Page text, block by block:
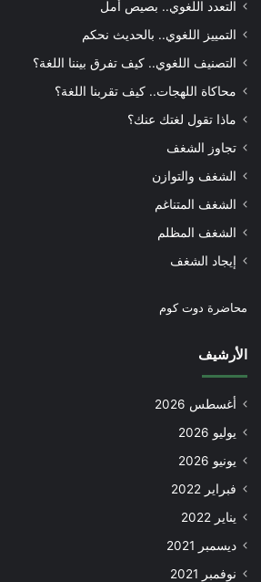
التعدد اللغوي.. بصيص أمل
التمييز اللغوي.. بالحديث نحكم
التصنيف اللغوي.. كيف تفرق بيننا اللغة؟
محاكاة اللهجات.. كيف تقربنا اللغة؟
ماذا تقول لغتك عنك؟
تجاوز الشغف
الشغف والتوازن
الشغف المتناغم
الشغف المظلم
إيجاد الشغف
محاضرة دوت كوم
الأرشيف
أغسطس 2026
يوليو 2026
يونيو 2026
فبراير 2022
يناير 2022
ديسمبر 2021
نوفمبر 2021